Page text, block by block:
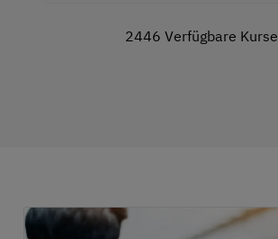
2446 Verfügbare Kurse